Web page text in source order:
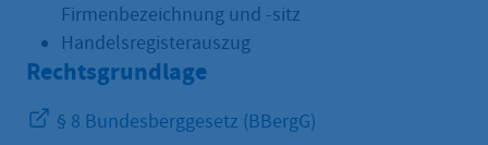
Firmenbezeichnung und -sitz
Handelsregisterauszug
Rechtsgrundlage
§ 8 Bundesberggesetz (BBergG)